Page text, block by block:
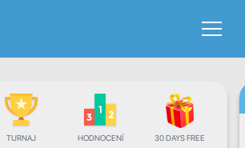
TURNAJ HODNOCENÍ 30 DAYS FREE